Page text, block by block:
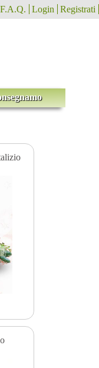
F.A.Q. Login Registrati